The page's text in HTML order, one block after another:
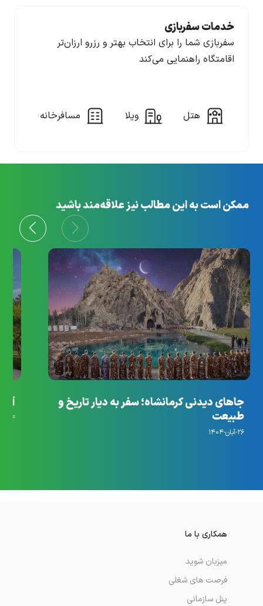
خدمات سفربازی
سفربازی شما را برای انتخاب بهتر و رزرو ارزان‌تر
اقامتگاه راهنمایی می‌کند
هتل ویلا مسافرخانه
ممکن است به این مطالب نیز علاقه‌مند باشید
جاهای دیدنی کرمانشاه؛ سفر به دیار تاریخ و
طبیعت
۲۶-آبان-۱۴۰۴
۱۴-مهر-۱۴۰۴
همکاری با ما
میزبان شوید
فرصت های شغلی
پنل سازمانی